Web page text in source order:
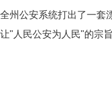
州公安系统打出了一
"人民公安为人民"的宗